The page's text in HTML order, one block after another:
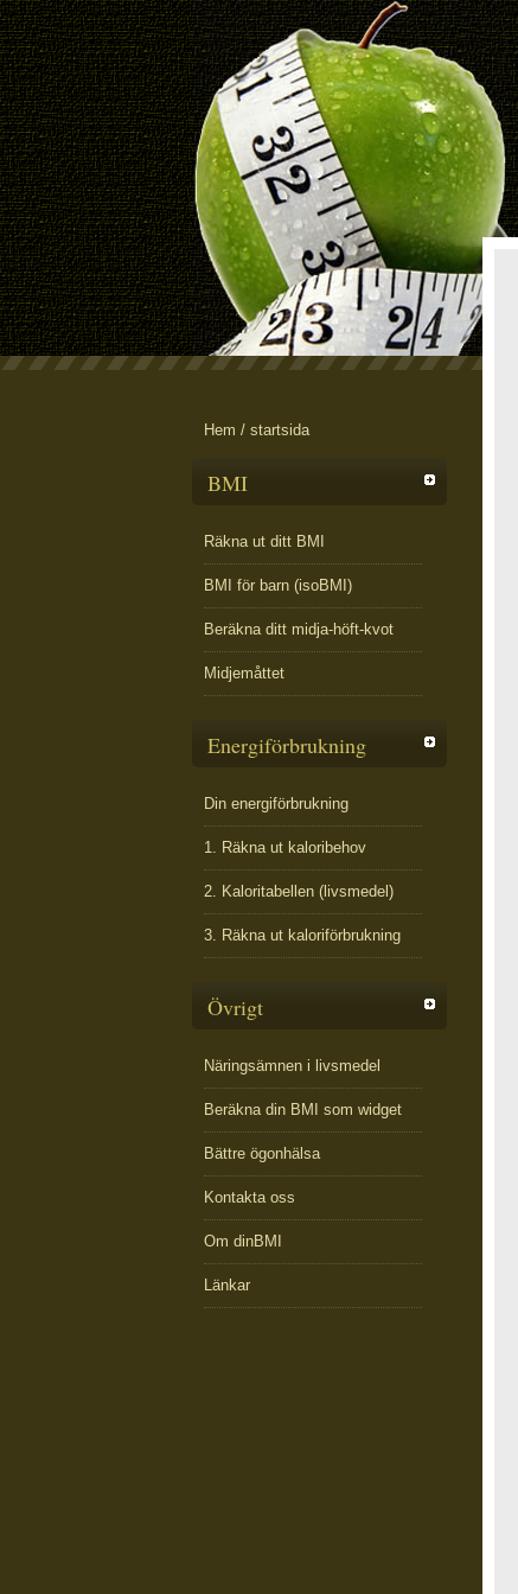
Hem / startsida
BMI
Räkna ut ditt BMI
BMI för barn (isoBMI)
Beräkna ditt midja-höft-kvot
Midjemåttet
Energiförbrukning
Din energiförbrukning
1. Räkna ut kaloribehov
2. Kaloritabellen (livsmedel)
3. Räkna ut kaloriförbrukning
Övrigt
Näringsämnen i livsmedel
Beräkna din BMI som widget
Bättre ögonhälsa
Kontakta oss
Om dinBMI
Länkar